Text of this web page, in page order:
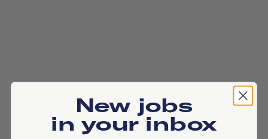
, , Lutjebroek
New jobs
in your inbox